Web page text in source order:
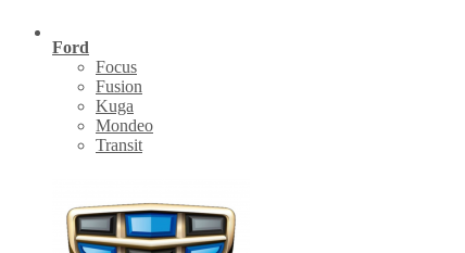
Ford
Focus
Fusion
Kuga
Mondeo
Transit